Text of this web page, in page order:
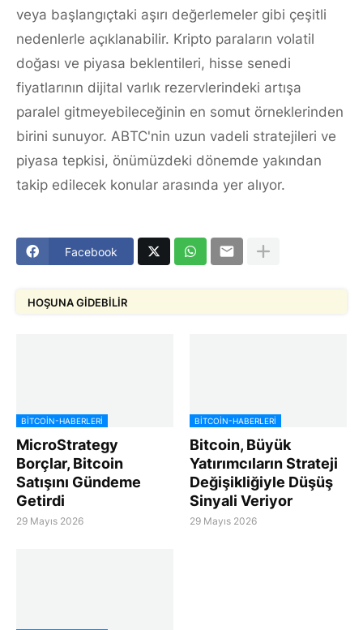
veya başlangıçtaki aşırı değerlemeler gibi çeşitli
nedenlerle açıklanabilir. Kripto paraların volatil
doğası ve piyasa beklentileri, hisse senedi
fiyatlarının dijital varlık rezervlerindeki artışa
paralel gitmeyebileceğinin en somut örneklerinden
birini sunuyor. ABTC'nin uzun vadeli stratejileri ve
piyasa tepkisi, önümüzdeki dönemde yakından
takip edilecek konular arasında yer alıyor.
Facebook
HOŞUNA GIDEBILIR
BITCOIN-HABERLERI
MicroStrategy
Borçlar, Bitcoin
Satışını Gündeme
Getirdi
29 Mayıs 2026
BITCOIN-HABERLERI
Bitcoin, Büyük
Yatırımcıların Strateji
Değişikliğiyle Düşüş
Sinyali Veriyor
29 Mayıs 2026